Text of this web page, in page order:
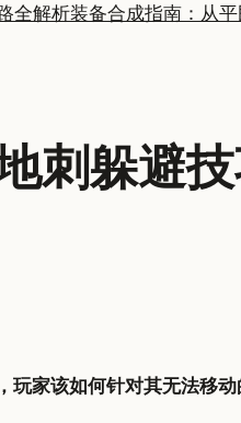
全解析装备合成指南：从
刺躲避
家该如何针对其无法移